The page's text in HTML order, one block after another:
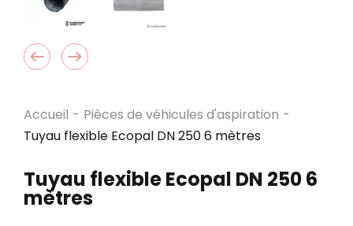
Accueil - Pièces de véhicules d'aspiration -
Tuyau flexible Ecopal DN 250 6 mètres
Tuyau flexible Ecopal DN 250 6
mètres